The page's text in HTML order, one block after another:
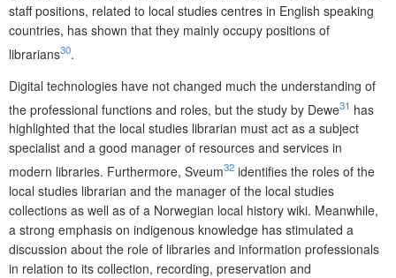
staff positions, related to local studies centres in English speaking
countries, has shown that they mainly occupy positions of
librarians30.
Digital technologies have not changed much the understanding of
the professional functions and roles, but the study by Dewe31 has
highlighted that the local studies librarian must act as a subject
specialist and a good manager of resources and services in
modern libraries. Furthermore, Sveum32 identifies the roles of the
local studies librarian and the manager of the local studies
collections as well as of a Norwegian local history wiki. Meanwhile,
a strong emphasis on indigenous knowledge has stimulated a
discussion about the role of libraries and information professionals
in relation to its collection, recording, preservation and